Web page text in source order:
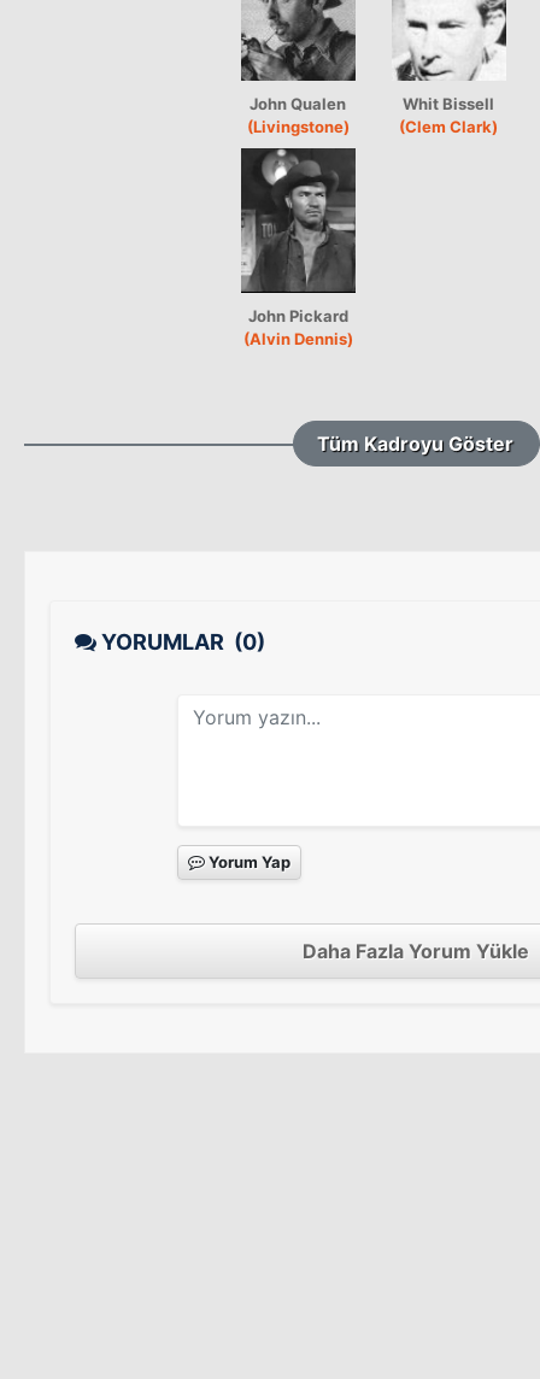
John Qualen
(Livingstone)
Whit Bissell
(Clem Clark)
John Pickard
(Alvin Dennis)
Tüm Kadroyu Göster
YORUMLAR (0)
Yorum Yap
Daha Fazla Yorum Yükle